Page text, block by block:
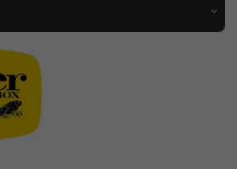
Sov/Vakna funktion, Stativfunktion